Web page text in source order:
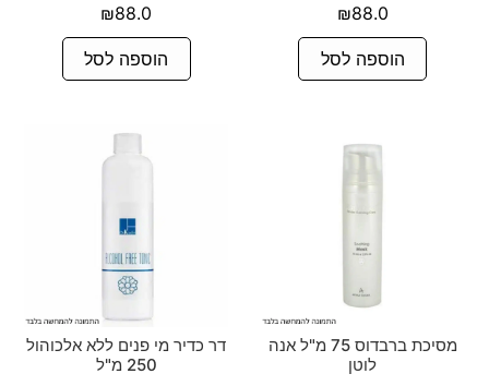
₪88.0
הוספה לסל
₪88.0
הוספה לסל
מסיכת ברבדוס 75 מ"ל אנה
לוטן
דר כדיר מי פנים ללא אלכוהול
250 מ"ל